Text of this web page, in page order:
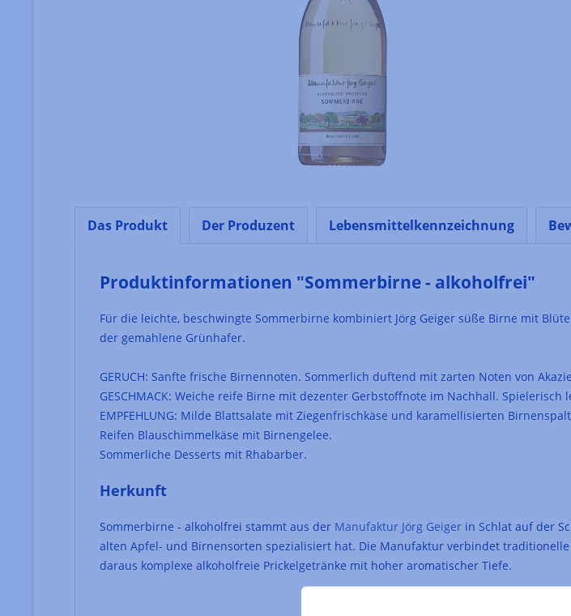
Das Produkt Der Produzent Lebensmittelkennzeichnung
Produktinformationen "Sommerbirne - alkoholfrei"
Für die leichte, beschwingte Sommerbirne kombiniert Jörg Geiger süße Birne mit
der gemahlene Grünhafer.
GERUCH: Sanfte frische Birnennoten. Sommerlich duftend mit zarten Noten von
GESCHMACK: Weiche reife Birne mit dezenter Gerbstoffnote im Nachhall.
EMPFEHLUNG: Milde Blattsalate mit Ziegenfrischkäse und karamellisierten
Reifen Blauschimmelkäse mit Birnengelee.
Sommerliche Desserts mit Rhabarber.
Herkunft
Sommerbirne - alkoholfrei stammt aus der Manufaktur Jörg Geiger in Schlat auf der
alten Apfel- und Birnensorten spezialisiert hat. Die Manufaktur verbindet
daraus komplexe alkoholfreie Prickelgetränke mit hoher aromatischer Tiefe.